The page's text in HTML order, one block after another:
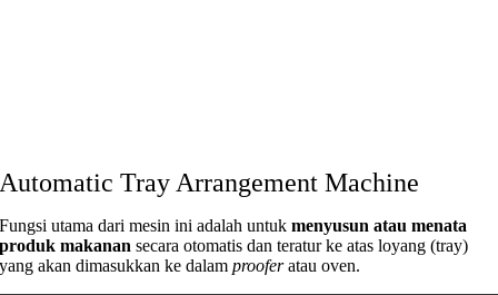
Automatic Tray Arrangement Machine
Fungsi utama dari mesin ini adalah untukmenyusun atau menata
produk makanan secara otomatis dan teratur ke atas loyang (tray)
yang akan dimasukkan ke dalamprooferatau oven.